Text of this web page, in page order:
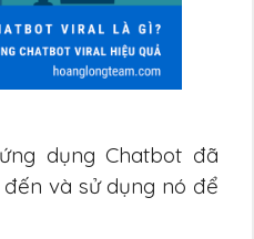
dụng Chatbot đã
và sử dụng nó để